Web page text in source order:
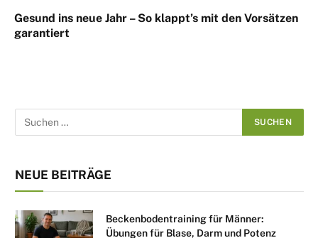
Gesund ins neue Jahr – So klappt’s mit den Vorsätzen
garantiert
NEUE BEITRÄGE
Beckenbodentraining für Männer:
Übungen für Blase, Darm und Potenz